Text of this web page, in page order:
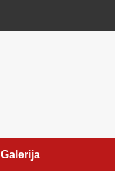
Galerija